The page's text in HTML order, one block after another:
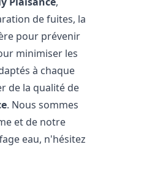
de fuites, la
pour prévenir
minimiser les
à chaque
de la qualité de
. Nous sommes
et de notre
eau, n'hésitez